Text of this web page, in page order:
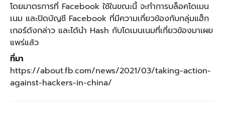
โดยมาตรการที่ Facebook ใช้ในขณะนี้ จะทำการบล็อคโดเมน
เนม และปิดบัญชี Facebook ที่มีความเกี่ยวข้องกับกลุ่มแฮ็ก
เกอร์ดังกล่าว และได้นำ Hash กับโดเมนเนมที่เกี่ยวข้องมาเผย
แพร่แล้ว
ที่มา
https://about.fb.com/news/2021/03/taking-action-
against-hackers-in-china/